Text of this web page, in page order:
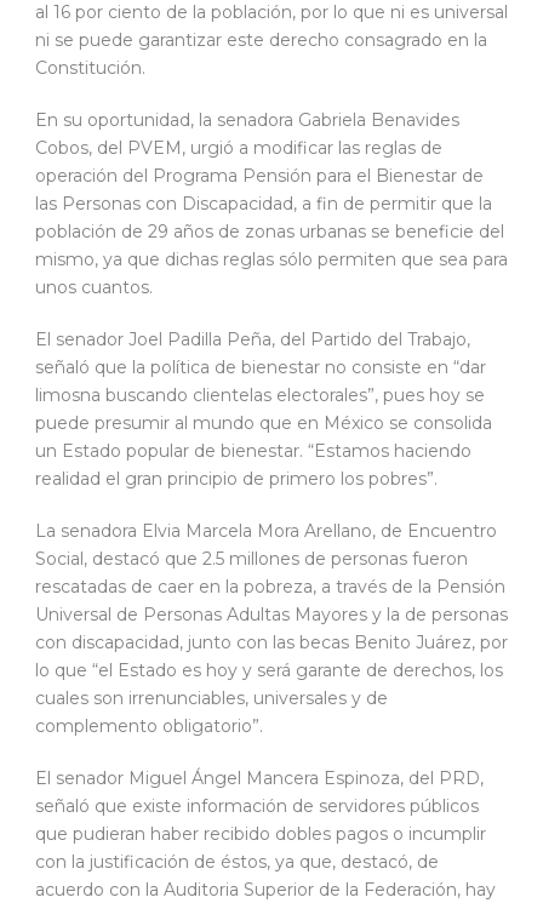
al 16 por ciento de la población, por lo que ni es universal
ni se puede garantizar este derecho consagrado en la
Constitución.
En su oportunidad, la senadora Gabriela Benavides
Cobos, del PVEM, urgió a modificar las reglas de
operación del Programa Pensión para el Bienestar de
las Personas con Discapacidad, a fin de permitir que la
población de 29 años de zonas urbanas se beneficie del
mismo, ya que dichas reglas sólo permiten que sea para
unos cuantos.
El senador Joel Padilla Peña, del Partido del Trabajo,
señaló que la política de bienestar no consiste en “dar
limosna buscando clientelas electorales”, pues hoy se
puede presumir al mundo que en México se consolida
un Estado popular de bienestar. “Estamos haciendo
realidad el gran principio de primero los pobres”.
La senadora Elvia Marcela Mora Arellano, de Encuentro
Social, destacó que 2.5 millones de personas fueron
rescatadas de caer en la pobreza, a través de la Pensión
Universal de Personas Adultas Mayores y la de personas
con discapacidad, junto con las becas Benito Juárez, por
lo que “el Estado es hoy y será garante de derechos, los
cuales son irrenunciables, universales y de
complemento obligatorio”.
El senador Miguel Ángel Mancera Espinoza, del PRD,
señaló que existe información de servidores públicos
que pudieran haber recibido dobles pagos o incumplir
con la justificación de éstos, ya que, destacó, de
acuerdo con la Auditoria Superior de la Federación, hay